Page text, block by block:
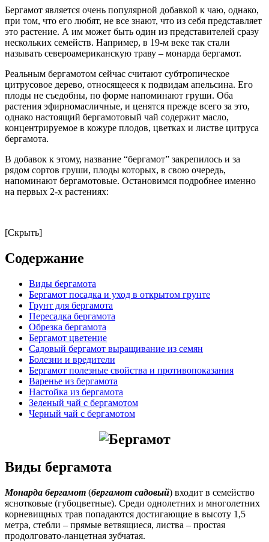
Бергамот является очень популярной добавкой к чаю, однако,
при том, что его любят, не все знают, что из себя представляет
это растение. А им может быть один из представителей сразу
нескольких семейств. Например, в 19-м веке так стали
называть североамериканскую траву – монарда бергамот.
Реальным бергамотом сейчас считают субтропическое
цитрусовое дерево, относящееся к подвидам апельсина. Его
плоды не съедобны, по форме напоминают груши. Оба
растения эфирномасличные, и ценятся прежде всего за это,
однако настоящий бергамотовый чай содержит масло,
концентрируемое в кожуре плодов, цветках и листве цитруса
бергамота.
В добавок к этому, название “бергамот” закрепилось и за
рядом сортов груши, плоды которых, в свою очередь,
напоминают бергамотовые. Остановимся подробнее именно
на первых 2-х растениях:
[Скрыть]
Содержание
Виды бергамота
Бергамот посадка и уход в открытом грунте
Грунт для бергамота
Пересадка бергамота
Обрезка бергамота
Бергамот цветение
Садовый бергамот выращивание из семян
Болезни и вредители
Бергамот полезные свойства и противопоказания
Варенье из бергамота
Настойка из бергамота
Зеленый чай с бергамотом
Черный чай с бергамотом
Виды бергамота
Монарда бергамот (бергамот садовый) входит в семейство
яснотковые (губоцветные). Среди однолетних и многолетних
корневищных трав попадаются достигающие в высоту 1,5
метра, стебли – прямые ветвящиеся, листва – простая
продолговато-ланцетная зубчатая.